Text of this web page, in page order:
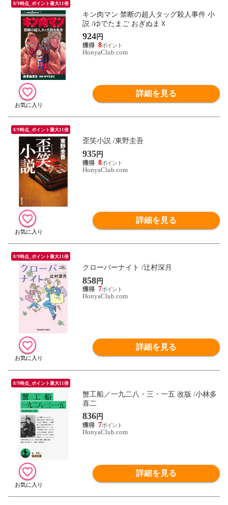
8/9時点_ポイント最大11倍
キン肉マン 禁断の超人タッグ殺人事件 小
説 /ゆでたまご おぎぬまＸ
924円
8
HonyaClub.com
詳細を見る
8/9時点_ポイント最大11倍
歪笑小説 /東野圭吾
935円
8
HonyaClub.com
詳細を見る
8/9時点_ポイント最大11倍
クローバーナイト /辻村深月
858円
7
HonyaClub.com
詳細を見る
8/9時点_ポイント最大11倍
蟹工船／一九二八・三・一五 改版 /小林多
喜二
836円
7
HonyaClub.com
詳細を見る